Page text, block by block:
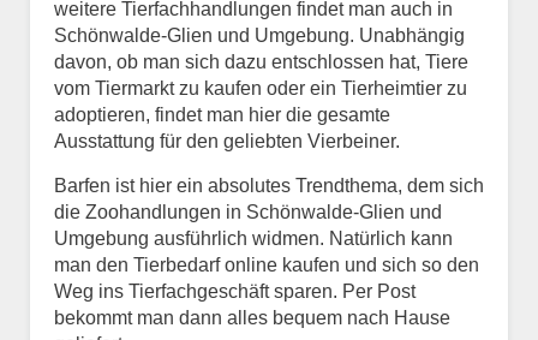
weitere Tierfachhandlungen findet man auch in
Schönwalde-Glien und Umgebung. Unabhängig
davon, ob man sich dazu entschlossen hat, Tiere
vom Tiermarkt zu kaufen oder ein Tierheimtier zu
adoptieren, findet man hier die gesamte
Ausstattung für den geliebten Vierbeiner.
Barfen ist hier ein absolutes Trendthema, dem sich
die Zoohandlungen in Schönwalde-Glien und
Umgebung ausführlich widmen. Natürlich kann
man den Tierbedarf online kaufen und sich so den
Weg ins Tierfachgeschäft sparen. Per Post
bekommt man dann alles bequem nach Hause